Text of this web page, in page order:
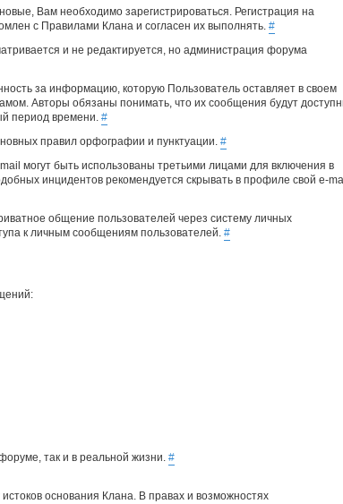
Вам необходимо зарегистрироваться. Регистрация на
с Правилами Клана и согласен их выполнять. #
и не редактируется, но администрация форума
за информацию, которую Пользователь оставляет в своем
Авторы обязаны понимать, что их сообщения будут
период времени. #
правил орфографии и пунктуации. #
могут быть использованы третьими лицами для включения в
инцидентов рекомендуется скрывать в профиле свой e-
общение пользователей через систему личных
к личным сообщениям пользователей. #
так и в реальной жизни. #
основания Клана. В правах и возможностях